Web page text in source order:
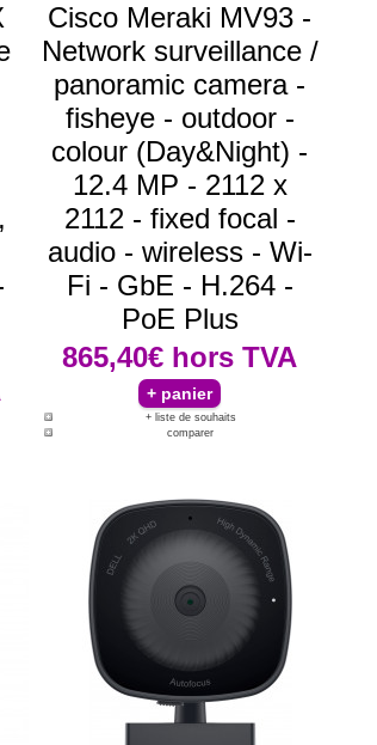
Cisco Meraki MV93 -
Network surveillance /
panoramic camera -
fisheye - outdoor -
colour (Day&Night) -
12.4 MP - 2112 x
2112 - fixed focal -
audio - wireless - Wi-
Fi - GbE - H.264 -
PoE Plus
865,40€ hors TVA
+ liste de souhaits
comparer